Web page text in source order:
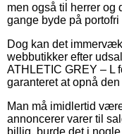
men også til herrer og
gange byde på portofri
Dog kan det
webbutikker efter
ATHLETIC GREY – L
garanteret at opnå
Man må imidlertid
annoncerer varer til
billig, burde det i